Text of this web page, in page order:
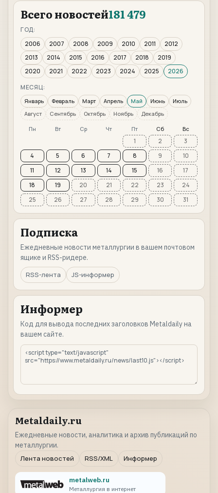
Всего новостей181 479
ГОД:
2006
2007 2008 2009 2010 2011
2012
2013
2014 2015 2016 2017 2018
2019
2020
2021 2022 2023 2024 2025
2026
МЕСЯЦ:
Январь Февраль Март Апрель Май Июнь
Июль
Август
Сентябрь Октябрь Ноябрь Декабрь
Пн Вт Ср Чт Пт Сб Вс
1 2
3
4
5 6 7 8 9
10
11
12 13 14 15 16
17
18
19 20 21 22 23
24
25
26 27 28 29 30 31
Подписка
Ежедневные новости металлургии в вашем почтовом
ящике и RSS-ридере.
RSS-лента
JS-информер
Информер
Код для вывода последних заголовков Metaldaily на
вашем сайте.
Metaldaily.ru
Ежедневные новости, аналитика и архив публикаций по
металлургии.
Лента новостей
RSS/XML Информер
metalweb.ru
Металлургия в интернет